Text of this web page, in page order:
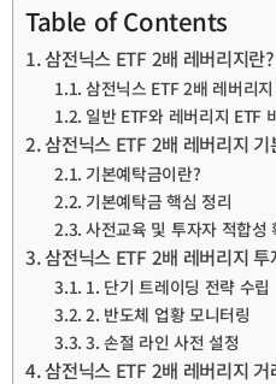
Table of Contents
삼전닉스 ETF 2배 레버리지란?
삼전닉스 ETF 2배 레버리
일반 ETF와 레버리지 ETF
삼전닉스 ETF 2배 레버리지
기본예탁금이란?
기본예탁금 핵심 정리
사전교육 및 투자자 적합성
삼전닉스 ETF 2배 레버리지
1. 단기 트레이딩 전략 수립
2. 반도체 업황 모니터링
3. 손절 라인 사전 설정
삼전닉스 ETF 2배 레버리지